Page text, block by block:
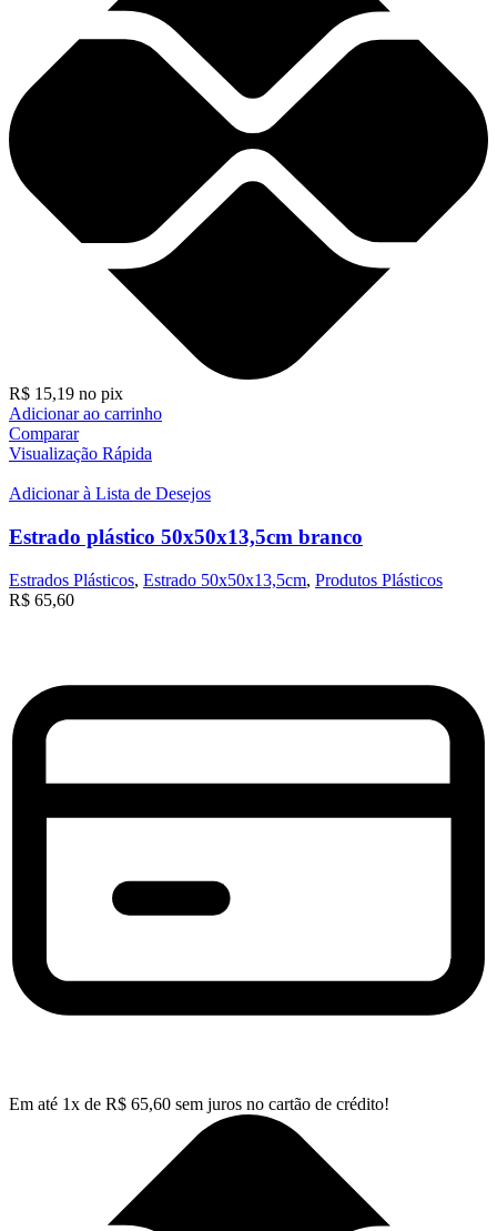
R$ 15,19 no pix
Adicionar ao carrinho
Comparar
Visualização Rápida
Adicionar à Lista de Desejos
Estrado plástico 50x50x13,5cm branco
Estrados Plásticos, Estrado 50x50x13,5cm, Produtos Plásticos
R$ 65,60
Em até 1x de R$ 65,60 sem juros no cartão de crédito!